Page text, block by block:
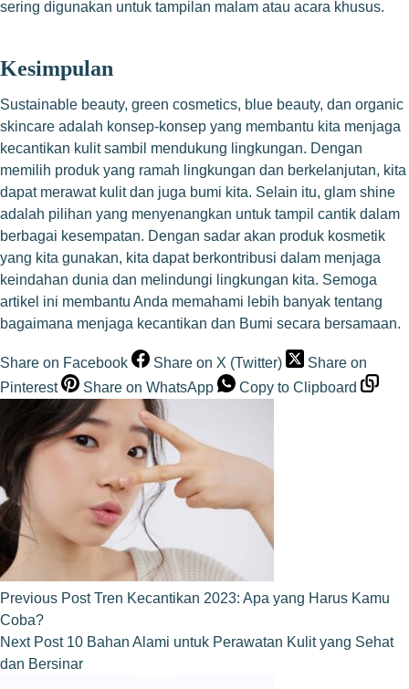
sering digunakan untuk tampilan malam atau acara khusus.
Kesimpulan
Sustainable beauty, green cosmetics, blue beauty, dan organic
skincare adalah konsep-konsep yang membantu kita menjaga
kecantikan kulit sambil mendukung lingkungan. Dengan
memilih produk yang ramah lingkungan dan berkelanjutan, kita
dapat merawat kulit dan juga bumi kita. Selain itu, glam shine
adalah pilihan yang menyenangkan untuk tampil cantik dalam
berbagai kesempatan. Dengan sadar akan produk kosmetik
yang kita gunakan, kita dapat berkontribusi dalam menjaga
keindahan dunia dan melindungi lingkungan kita. Semoga
artikel ini membantu Anda memahami lebih banyak tentang
bagaimana menjaga kecantikan dan Bumi secara bersamaan.
Share on Facebook Share on X (Twitter)
Share on
Pinterest
Share on WhatsApp Copy to Clipboard
Previous Post Tren Kecantikan 2023: Apa yang Harus Kamu
Coba?
Next Post 10 Bahan Alami untuk Perawatan Kulit yang Sehat
dan Bersinar